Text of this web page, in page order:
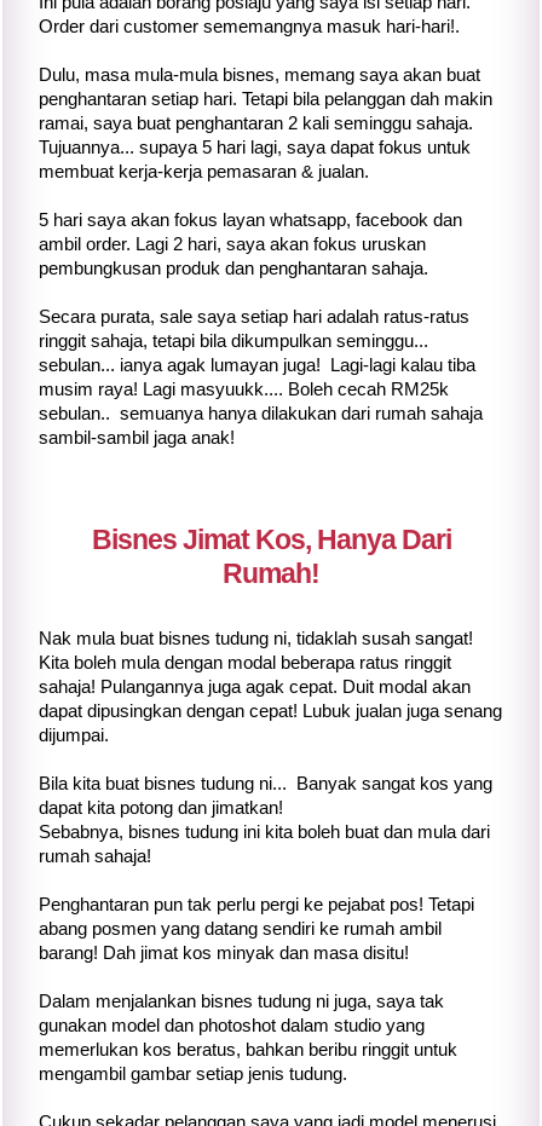
Order dari customer sememangnya masuk hari-hari!.
Dulu, masa mula-mula bisnes, memang saya akan buat
penghantaran setiap hari. Tetapi bila pelanggan dah makin
ramai, saya buat penghantaran 2 kali seminggu sahaja.
Tujuannya... supaya 5 hari lagi, saya dapat fokus untuk
membuat kerja-kerja pemasaran & jualan.
5 hari saya akan fokus layan whatsapp, facebook dan
ambil order. Lagi 2 hari, saya akan fokus uruskan
pembungkusan produk dan penghantaran sahaja.
Secara purata, sale saya setiap hari adalah ratus-ratus
ringgit sahaja, tetapi bila dikumpulkan seminggu...
sebulan... ianya agak lumayan juga! Lagi-lagi kalau tiba
musim raya! Lagi masyuukk.... Boleh cecah RM25k
sebulan.. semuanya hanya dilakukan dari rumah sahaja
sambil-sambil jaga anak!
Bisnes Jimat Kos, Hanya Dari
Rumah!
Nak mula buat bisnes tudung ni, tidaklah susah sangat!
Kita boleh mula dengan modal beberapa ratus ringgit
sahaja! Pulangannya juga agak cepat. Duit modal akan
dapat dipusingkan dengan cepat! Lubuk jualan juga senang
dijumpai.
Bila kita buat bisnes tudung ni... Banyak sangat kos yang
dapat kita potong dan jimatkan!
Sebabnya, bisnes tudung ini kita boleh buat dan mula dari
rumah sahaja!
Penghantaran pun tak perlu pergi ke pejabat pos! Tetapi
abang posmen yang datang sendiri ke rumah ambil
barang! Dah jimat kos minyak dan masa disitu!
Dalam menjalankan bisnes tudung ni juga, saya tak
gunakan model dan photoshot dalam studio yang
memerlukan kos beratus, bahkan beribu ringgit untuk
mengambil gambar setiap jenis tudung.